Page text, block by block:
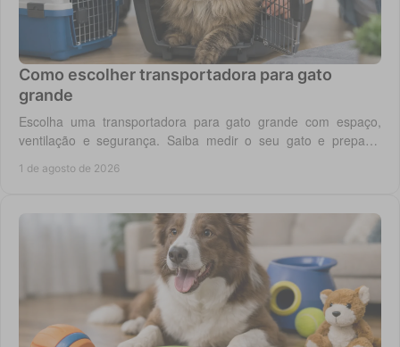
Como escolher transportadora para gato
grande
Escolha uma transportadora para gato grande com espaço,
ventilação e segurança. Saiba medir o seu gato e preparar
1 de agosto de 2026